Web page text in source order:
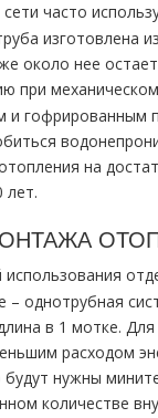
часто
изготовлена
около нее
при
гофрированным
на
лет.
– однотрубная
в 1 мотке.
расходом
нужны
количестве